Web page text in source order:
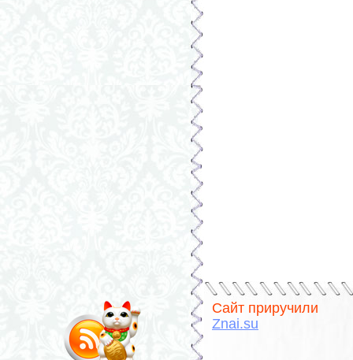
Сайт приручили
Znai.su